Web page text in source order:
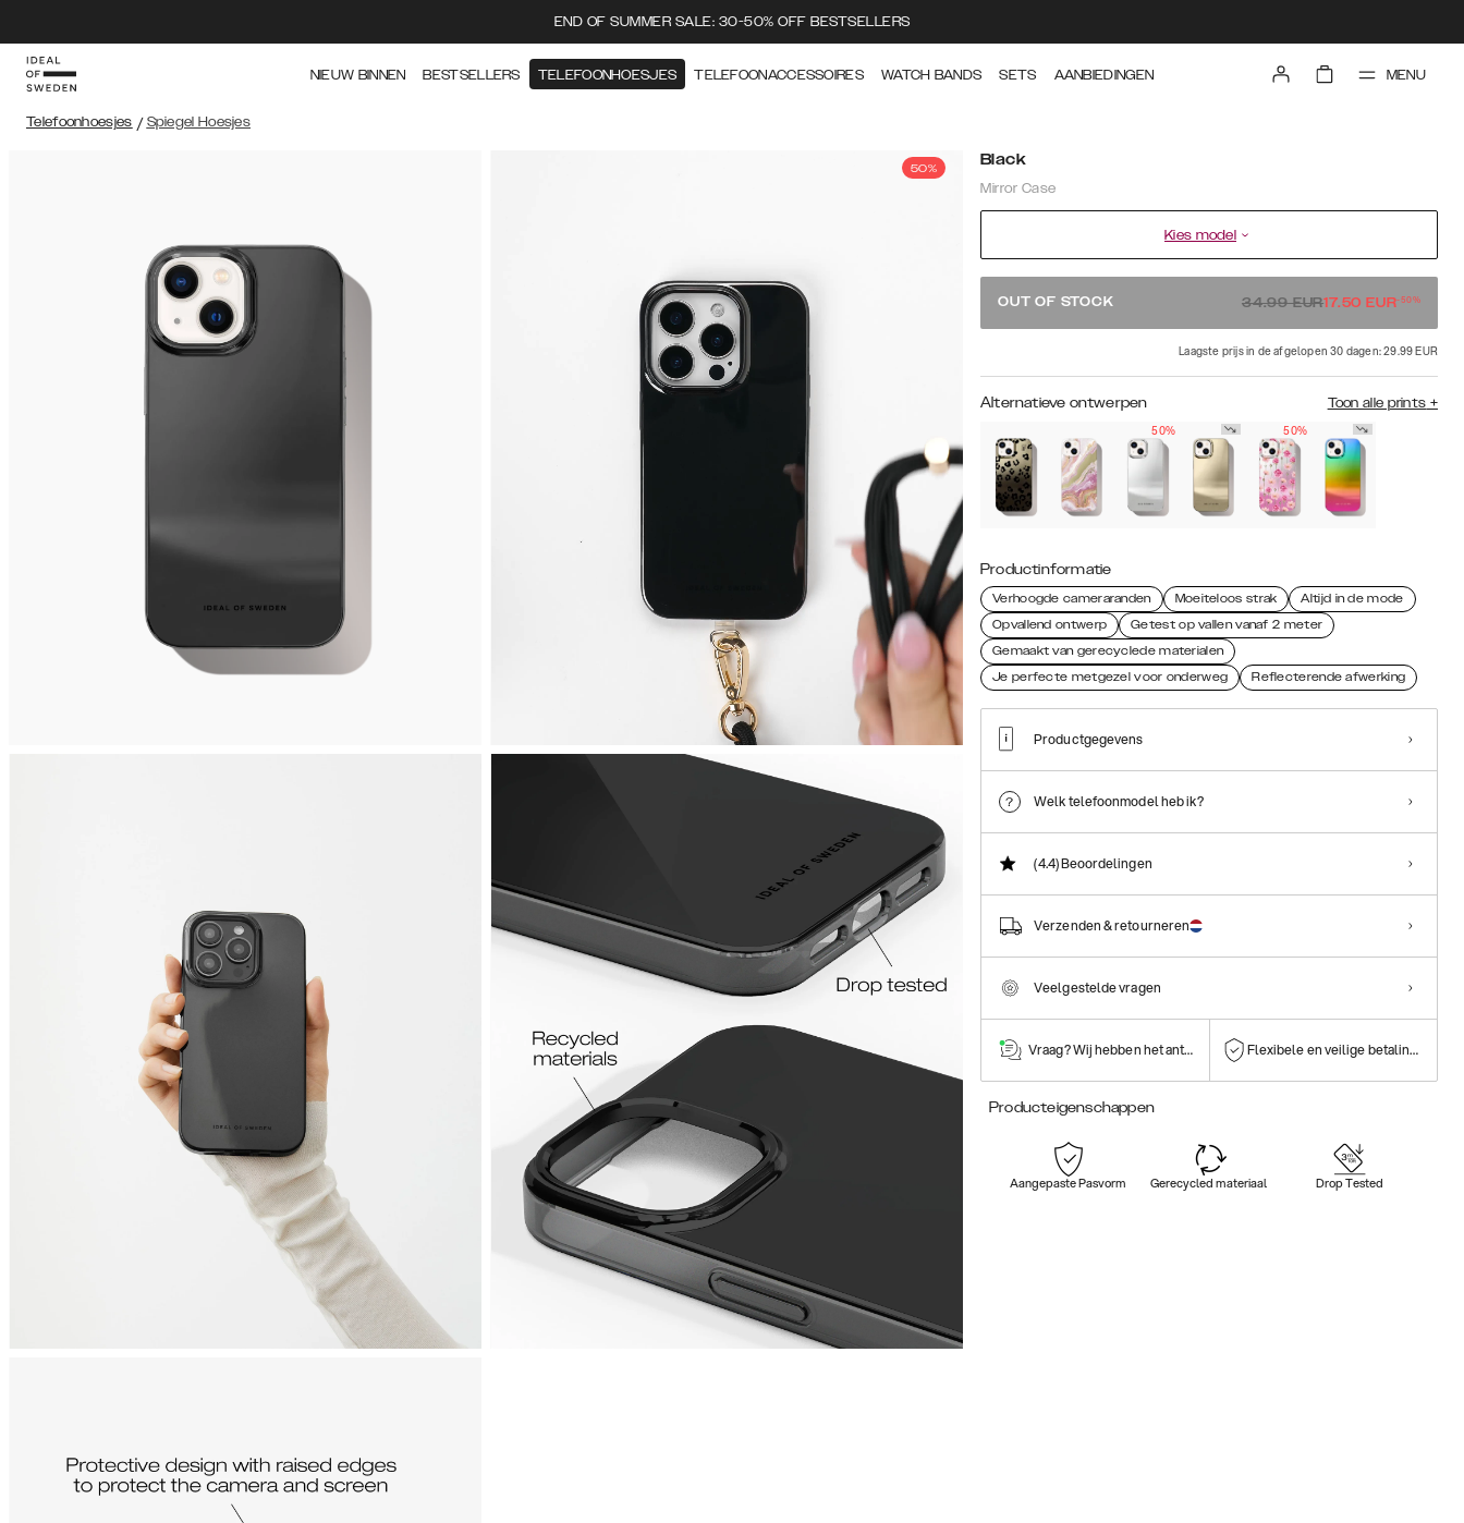
END OF SUMMER SALE: 30-50% OFF BESTSELLERS
NIEUW BINNEN BESTSELLERS TELEFOONHOESJES TELEFOONACCESSOIRES WATCH BANDS SETS AANBIEDINGEN MENU
Telefoonhoesjes / Spiegel Hoesjes
50% Black
Mirror Case
Kies model
OUT OF STOCK 34.99EUR17.50 EUR-50%
Laagste prijs in de afgelopen 30 dagen: 29.99 EUR
Alternatieve ontwerpen Toon alle prints +
50%
50%
Productinformatie
Verhoogde cameraranden Moeiteloos strak
Altijd in de mode
Opvallend ontwerp
Getest op vallen vanaf 2 meter
Gemaakt van gerecyclede materialen
Je perfecte metgezel voor onderweg
Reflecterende afwerking
Productgegevens
Welk telefoonmodel heb ik?
(4.4)Beoordelingen
Verzenden & retourneren
Veelgestelde vragen
Vraag? Wij hebben het antwoord! Flexibele en veilige betalingen
Producteigenschappen
Aangepaste Pasvorm Gerecycled materiaal Drop Tested